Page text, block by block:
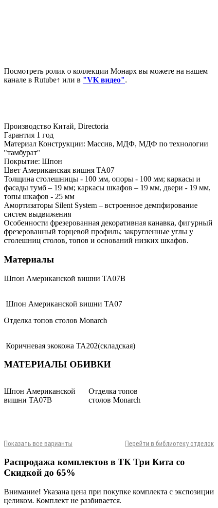
Посмотреть ролик о коллекции Монарх вы можете на нашем
канале в Rutube↑ или в "VK видео".
Производство Китай, Directoria
Гарантия 1 год
Материал Конструкции: Массив, МДФ, МДФ по технологии
"тамбурат"
Покрытие: Шпон
Цвет Американская вишня TA07
Толщина столешницы - 100 мм, опоры - 100 мм; каркасы и
фасады тумб – 19 мм; каркасы шкафов – 19 мм, двери - 19 мм,
топы шкафов - 25 мм
Амортизаторы Silent System – встроенное демпфирование
систем выдвижения
Особенности фрезерованная декоративная канавка, фигурный
фрезерованный торцевой профиль; закругленные углы у
столешниц столов, топов и оснований низких шкафов.
Материалы
Шпон Американской вишни TA07B
Шпон Американской вишни TA07
Отделка топов столов Monarch
Коричневая экокожа TA202(складская)
МАТЕРИАЛЫ ОБИВКИ
Шпон Американской
вишни TA07B
Отделка топов
столов Monarch
Показать все варианты Перейти в библиотеку отделок
Распродажа комплектов в ТК Три Кита со
Скидкой до 65%
Внимание! Указана цена при покупке комплекта с экспозиции
целиком. Комплект не разбивается.